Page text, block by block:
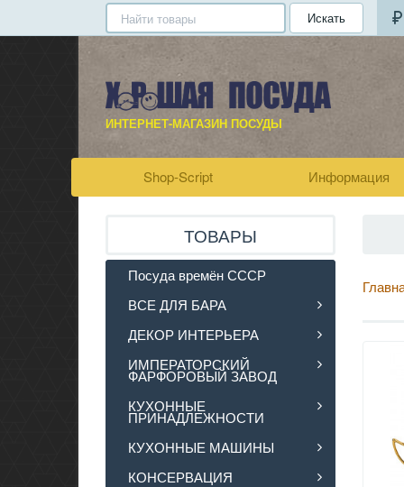
Искать
ИНТЕРНЕТ-МАГАЗИН ПОСУДЫ
Shop-Script Информация
ТОВАРЫ
Посуда времён СССР
ВСЕ ДЛЯ БАРА
ДЕКОР ИНТЕРЬЕРА
ИМПЕРАТОРСКИЙ
ФАРФОРОВЫЙ ЗАВОД
КУХОННЫЕ
ПРИНАДЛЕЖНОСТИ
КУХОННЫЕ МАШИНЫ
КОНСЕРВАЦИЯ